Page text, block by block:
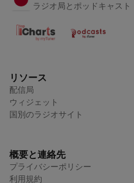
ラジオ局とポッドキャスト
リソース
配信局
ウィジェット
国別のラジオサイト
概要と連絡先
プライバシーポリシー
利用規約